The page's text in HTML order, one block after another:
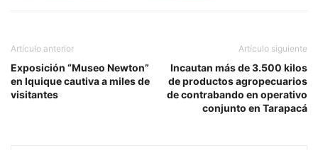
Artículo anterior
Exposición “Museo Newton”
en Iquique cautiva a miles de
visitantes
Artículo siguiente
Incautan más de 3.500 kilos
de productos agropecuarios
de contrabando en operativo
conjunto en Tarapacá